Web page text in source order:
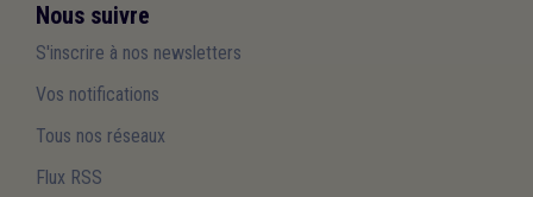
Nous suivre
S'inscrire à nos newsletters
Vos notifications
Tous nos réseaux
Flux RSS